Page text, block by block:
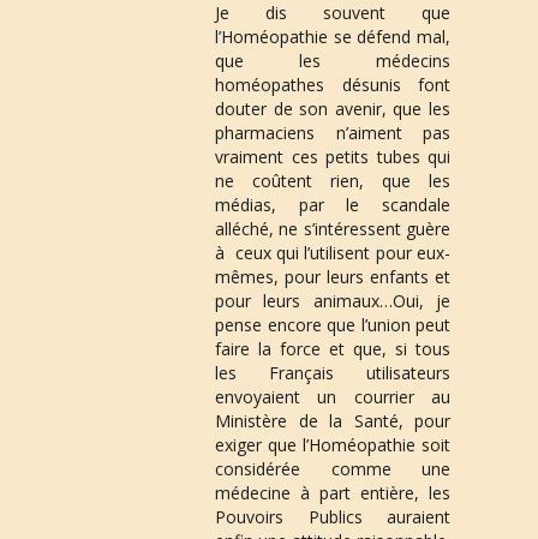
Je dis souvent que
l’Homéopathie se défend mal,
que les médecins
homéopathes désunis font
douter de son avenir, que les
pharmaciens n’aiment pas
vraiment ces petits tubes qui
ne coûtent rien, que les
médias, par le scandale
alléché, ne s’intéressent guère
à  ceux qui l’utilisent pour eux-
mêmes, pour leurs enfants et
pour leurs animaux…Oui, je
pense encore que l’union peut
faire la force et que, si tous
les Français utilisateurs
envoyaient un courrier au
Ministère de la Santé, pour
exiger que l’Homéopathie soit
considérée comme une
médecine à part entière, les
Pouvoirs Publics auraient